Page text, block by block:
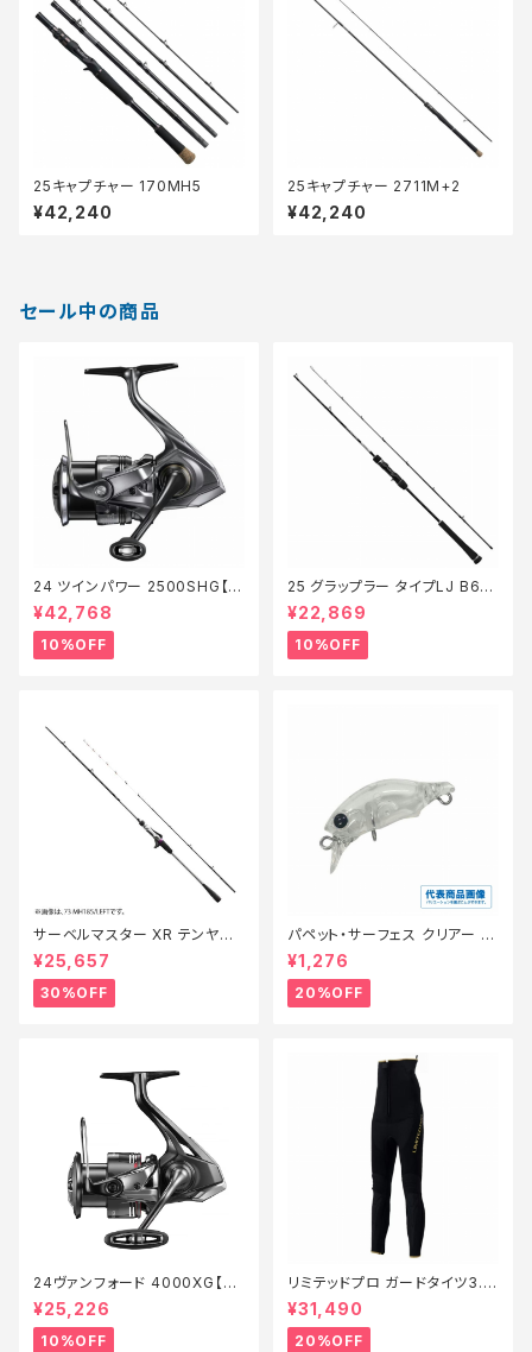
25キャプチャー 170MH5
¥42,240
25キャプチャー 2711M+2
¥42,240
セール中の商品
24 ツインパワー 2500SHG【継
続セール_リール】【10】
¥42,768
10%OFF
25 グラップラー タイプLJ B63-
3【継続セール_ロッド】【10】
¥22,869
10%OFF
サーベルマスター XR テンヤ
73MH 185R【特価ロッド】【30】
¥25,657
30%OFF
パペット・サーフェス クリアー 0
1【特価ルアー】【20】
¥1,276
20%OFF
24ヴァンフォード 4000XG【継
続セール_リール】【10】
¥25,226
10%OFF
リミテッドプロ ガードタイツ3.0
FI−540X 黒 LB【特価装備】【2
0】
¥31,490
20%OFF